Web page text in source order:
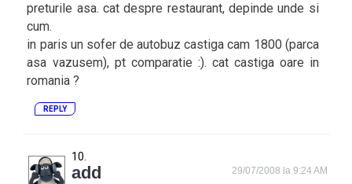
preturile asa. cat despre restaurant, depinde unde si
cum.
in paris un sofer de autobuz castiga cam 1800 (parca
asa vazusem), pt comparatie :). cat castiga oare in
romania ?
REPLY
add 29/07/2008 la 9:24 AM